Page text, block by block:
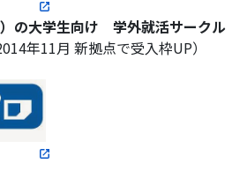
の大学生向け 学外就活サークル
年11月 新拠点で受入枠UP）